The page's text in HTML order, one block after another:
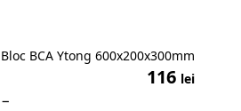
Bloc BCA Ytong 600x200x300mm
116 lei
−